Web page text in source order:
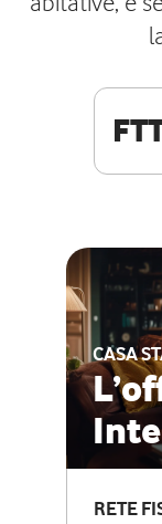
CASA
RETE